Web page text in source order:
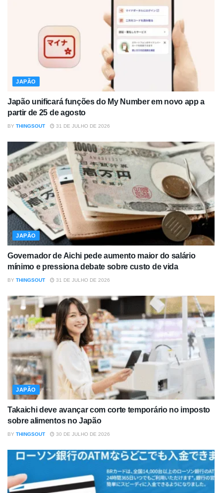
JAPÃO
Japão unificará funções do My Number em novo app a
partir de 25 de agosto
BY THINGSOUT 31 DE JULHO DE 2026
JAPÃO
Governador de Aichi pede aumento maior do salário
mínimo e pressiona debate sobre custo de vida
BY THINGSOUT 31 DE JULHO DE 2026
JAPÃO
Takaichi deve avançar com corte temporário no imposto
sobre alimentos no Japão
BY THINGSOUT 30 DE JULHO DE 2026